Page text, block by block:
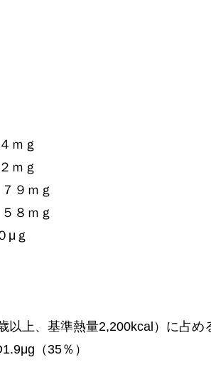
ｍｇ
ｍｇ
９ｍｇ
８ｍｇ
μｇ
以上、基準熱量2,200kcal）に占
（35％）